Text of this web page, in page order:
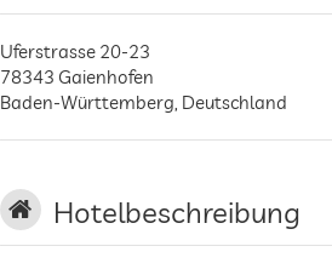
Uferstrasse 20-23
78343 Gaienhofen
Baden-Württemberg Deutschland
Hotelbeschreibung